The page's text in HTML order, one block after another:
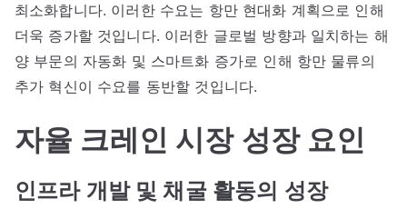
최소화합니다. 이러한 수요는 항만 현대화 계획으로 인해
더욱 증가할 것입니다. 이러한 글로벌 방향과 일치하는 해
양 부문의 자동화 및 스마트화 증가로 인해 항만 물류의
추가 혁신이 수요를 동반할 것입니다.
자율 크레인 시장 성장 요인
인프라 개발 및 채굴 활동의 성장